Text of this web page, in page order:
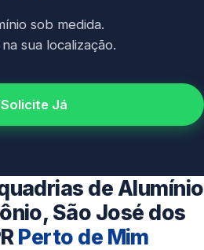
sob medida.
sua localização.
Solicite Já
de Alumínio
São José dos
Perto de Mim